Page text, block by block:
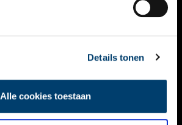
Details tonen
Alle cookies toestaan